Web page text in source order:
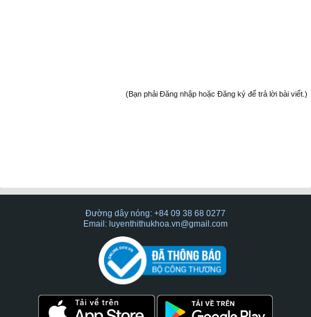
(Bạn phải Đăng nhập hoặc Đăng ký để trả lời bài viết.)
Đường dây nóng: +84 09 38 68 0277
Email: luyenthithukhoa.vn@gmail.com